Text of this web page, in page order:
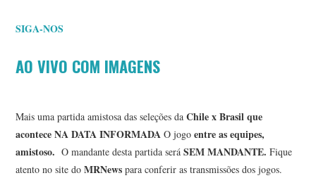
SIGA-NOS
AO VIVO COM IMAGENS
Mais uma partida amistosa das seleções da Chile x Brasil que
acontece NA DATA INFORMADAO jogoentre as equipes,
amistoso. O mandante desta partida seráSEM MANDANTE.Fique
atento no site doMRNews para conferir as transmissões dos jogos.